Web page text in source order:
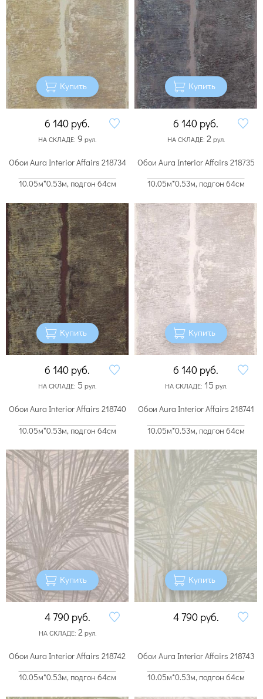
Купить
6 140 руб.
НА СКЛАДЕ: 9 рул.
Купить
6 140 руб.
НА СКЛАДЕ: 2 рул.
Обои Aura Interior Affairs 218734
10.05м*0.53м, подгон 64см
Купить
6 140 руб.
НА СКЛАДЕ: 5 рул.
Обои Aura Interior Affairs 218735
10.05м*0.53м, подгон 64см
Купить
6 140 руб.
НА СКЛАДЕ: 15 рул.
Обои Aura Interior Affairs 218740
10.05м*0.53м, подгон 64см
Купить
4 790 руб.
НА СКЛАДЕ: 2 рул.
Обои Aura Interior Affairs 218741
10.05м*0.53м, подгон 64см
Купить
4 790 руб.
Обои Aura Interior Affairs 218742
10.05м*0.53м, подгон 64см
Обои Aura Interior Affairs 218743
10.05м*0.53м, подгон 64см